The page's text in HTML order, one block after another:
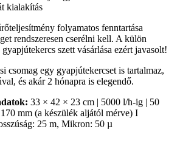
kialakítás
folyamatos fenntartása
rendszeresen cserélni kell. A külön
szett vásárlása ezért javasolt!
csomag egy gyapjútekercset is tartalmaz,
és akár 2 hónapra is elegendő.
33 × 42 × 23 cm | 5000 l/h-ig | 50
mm (a készülék aljától mérve) I
25 m, Mikron: 50 µ